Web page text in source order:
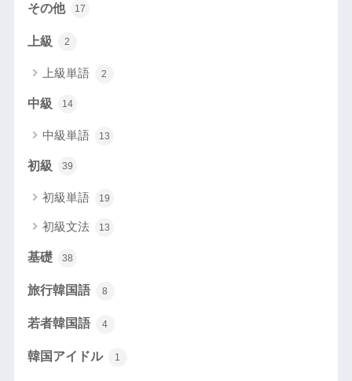
その他 17
上級 2
上級単語 2
中級 14
中級単語 13
初級 39
初級単語 19
初級文法 13
基礎 38
旅行韓国語 8
若者韓国語 4
韓国アイドル 1